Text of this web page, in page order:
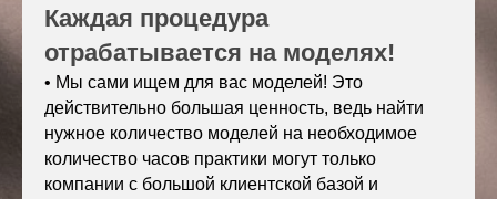
Каждая процедура
отрабатывается на моделях!
• Мы сами ищем для вас моделей! Это
действительно большая ценность, ведь найти
нужное количество моделей на необходимое
количество часов практики могут только
компании с большой клиентской базой и